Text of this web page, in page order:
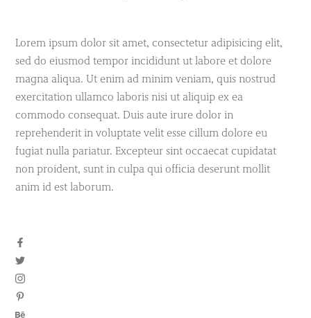
Lorem ipsum dolor sit amet, consectetur adipisicing elit,
sed do eiusmod tempor incididunt ut labore et dolore
magna aliqua. Ut enim ad minim veniam, quis nostrud
exercitation ullamco laboris nisi ut aliquip ex ea
commodo consequat. Duis aute irure dolor in
reprehenderit in voluptate velit esse cillum dolore eu
fugiat nulla pariatur. Excepteur sint occaecat cupidatat
non proident, sunt in culpa qui officia deserunt mollit
anim id est laborum.